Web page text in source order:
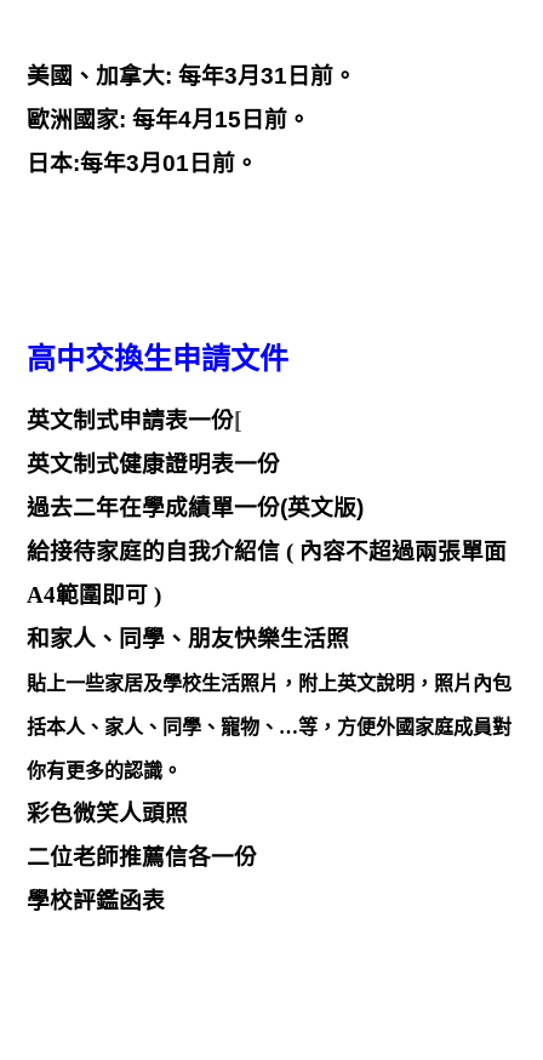
美國、加拿大: 每年3月31日前。
歐洲國家: 每年4月15日前。
日本:每年3月01日前。
高中交換生申請文件
英文制式申請表一份[
英文制式健康證明表一份
過去二年在學成績單一份(英文版)
給接待家庭的自我介紹信 ( 內容不超過兩張單面
A4範圍即可 )
和家人、同學、朋友快樂生活照
貼上一些家居及學校生活照片，附上英文說明，照片內包
括本人、家人、同學、寵物、…等，方便外國家庭成員對
你有更多的認識。
彩色微笑人頭照
二位老師推薦信各一份
學校評鑑函表